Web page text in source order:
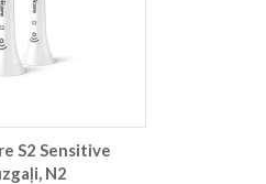
S2 Sensitive
N2